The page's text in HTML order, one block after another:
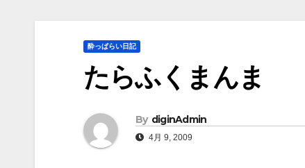
酔っぱらい日記
たらふくまんま
By diginAdmin
4月 9, 2009